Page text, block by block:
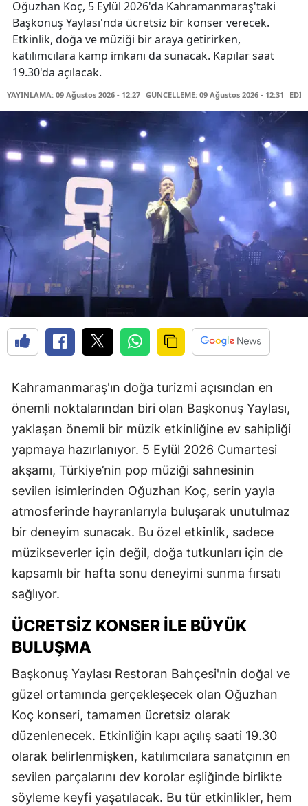
Oğuzhan Koç, 5 Eylül 2026'da Kahramanmaraş'taki
Başkonuş Yaylası'nda ücretsiz bir konser verecek.
Etkinlik, doğa ve müziği bir araya getirirken,
katılımcılara kamp imkanı da sunacak. Kapılar saat
19.30'da açılacak.
YAYINLAMA: 09 Ağustos 2026 - 12:27 GÜNCELLEME: 09 Ağustos 2026 - 12:31
Kahramanmaraş'ın doğa turizmi açısından en
önemli noktalarından biri olan Başkonuş Yaylası,
yaklaşan önemli bir müzik etkinliğine ev sahipliği
yapmaya hazırlanıyor. 5 Eylül 2026 Cumartesi
akşamı, Türkiye’nin pop müziği sahnesinin
sevilen isimlerinden Oğuzhan Koç, serin yayla
atmosferinde hayranlarıyla buluşarak unutulmaz
bir deneyim sunacak. Bu özel etkinlik, sadece
müzikseverler için değil, doğa tutkunları için de
kapsamlı bir hafta sonu deneyimi sunma fırsatı
sağlıyor.
ÜCRETSİZ KONSER İLE BÜYÜK
BULUŞMA
Başkonuş Yaylası Restoran Bahçesi'nin doğal ve
güzel ortamında gerçekleşecek olan Oğuzhan
Koç konseri, tamamen ücretsiz olarak
düzenlenecek. Etkinliğin kapı açılış saati 19.30
olarak belirlenmişken, katılımcılara sanatçının en
sevilen parçalarını dev korolar eşliğinde birlikte
söyleme keyfi yaşatılacak. Bu tür etkinlikler, hem